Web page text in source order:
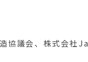
協議会、株式会社